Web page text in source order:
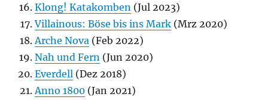
Klong! Katakomben (Jul 2023)
Villainous: Böse bis ins Mark (Mrz 2020)
Arche Nova (Feb 2022)
Nah und Fern (Jun 2020)
Everdell (Dez 2018)
Anno 1800 (Jan 2021)